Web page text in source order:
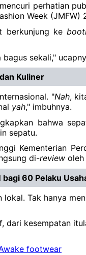
perhatian
Week (JMFW)
berkunjung ke
bagus sekali,"
Kuliner
"Nah,
yah," imbuhnya.
bahwa
sepatu.
Kementerian
di-review oleh
60 Pelaku
Tak hanya
dari kesempatan
footwear